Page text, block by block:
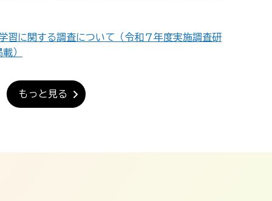
習に関する調査について（令和７年度実施調査研
）
もっと見る